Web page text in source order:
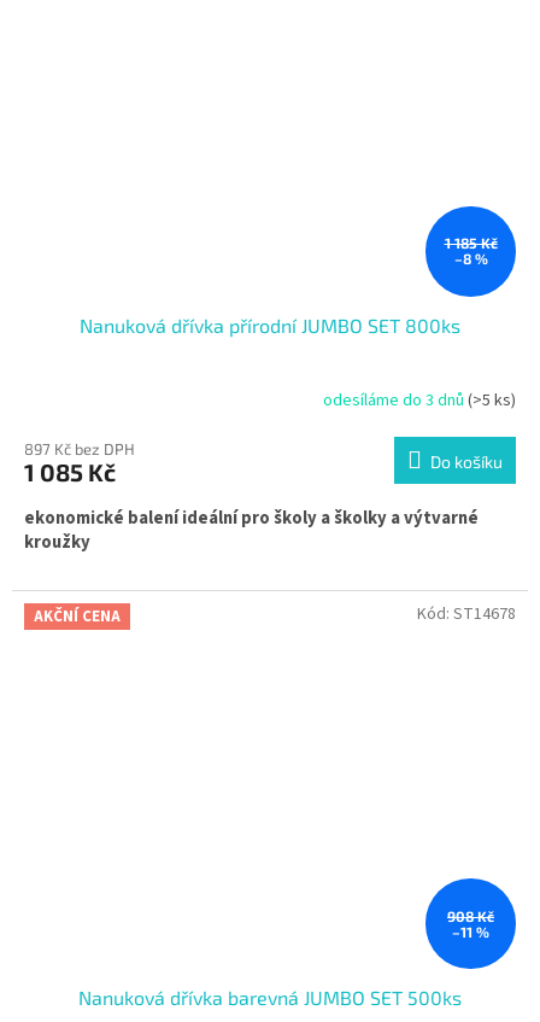
1 185 Kč
–8 %
Nanuková dřívka přírodní JUMBO SET 800ks
odesíláme do 3 dnů (>5 ks)
897 Kč bez DPH
1 085 Kč Do košíku
ekonomické balení ideální pro školy a školky a výtvarné
kroužky
AKČNÍ CENA
908 Kč
–11 %
Nanuková dřívka barevná JUMBO SET 500ks
Kód: ST14678